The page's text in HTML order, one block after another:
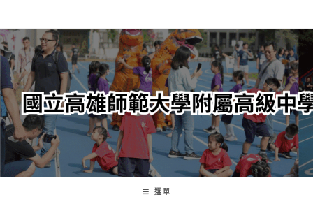
轉
至
主
內
容
選單